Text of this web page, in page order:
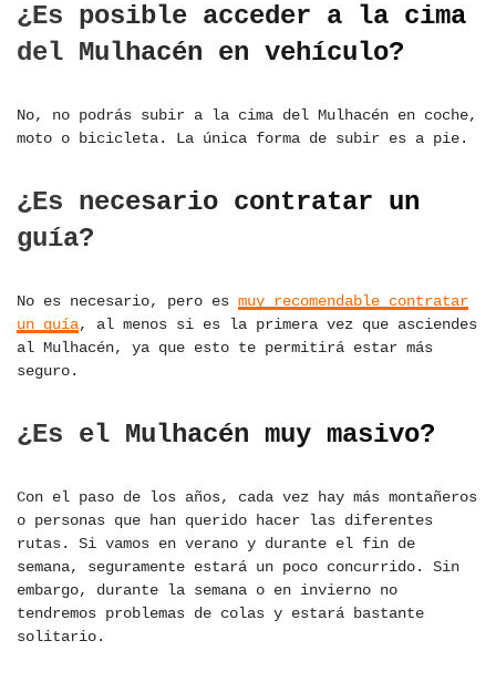
¿Es posible acceder a la cima
del Mulhacén en vehículo?
No, no podrás subir a la cima del Mulhacén en coche,
moto o bicicleta. La única forma de subir es a pie.
¿Es necesario contratar un
guía?
No es necesario, pero es muy recomendable contratar
un guía, al menos si es la primera vez que asciendes
al Mulhacén, ya que esto te permitirá estar más
seguro.
¿Es el Mulhacén muy masivo?
Con el paso de los años, cada vez hay más montañeros
o personas que han querido hacer las diferentes
rutas. Si vamos en verano y durante el fin de
semana, seguramente estará un poco concurrido. Sin
embargo, durante la semana o en invierno no
tendremos problemas de colas y estará bastante
solitario.